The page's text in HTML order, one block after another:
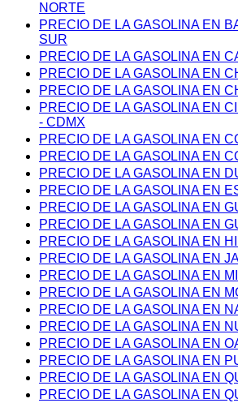
NORTE
PRECIO DE LA GASOLINA EN
SUR
PRECIO DE LA GASOLINA EN
PRECIO DE LA GASOLINA EN
PRECIO DE LA GASOLINA EN
PRECIO DE LA GASOLINA EN
- CDMX
PRECIO DE LA GASOLINA EN
PRECIO DE LA GASOLINA EN
PRECIO DE LA GASOLINA EN
PRECIO DE LA GASOLINA EN
PRECIO DE LA GASOLINA EN
PRECIO DE LA GASOLINA EN
PRECIO DE LA GASOLINA EN
PRECIO DE LA GASOLINA EN
PRECIO DE LA GASOLINA EN
PRECIO DE LA GASOLINA EN
PRECIO DE LA GASOLINA EN
PRECIO DE LA GASOLINA EN
PRECIO DE LA GASOLINA EN
PRECIO DE LA GASOLINA EN
PRECIO DE LA GASOLINA EN
PRECIO DE LA GASOLINA EN